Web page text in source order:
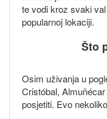
te vodi kroz svaki
popularnoj lokaciji.
Što
Osim uživanja u
Cristóbal,
posjetiti. Evo